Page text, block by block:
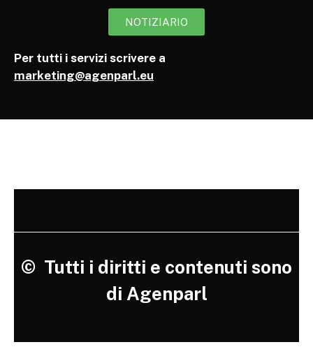
NOTIZIARIO
Per tutti i servizi scrivere a
marketing@agenparl.eu
© Tutti i diritti e contenuti sono
di Agenparl